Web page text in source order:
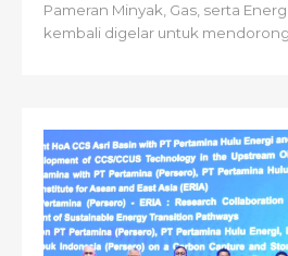
Pameran Minyak, Gas, serta
kembali digelar untuk mendorong